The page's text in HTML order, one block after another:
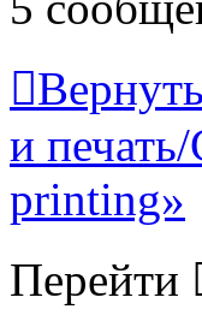
и
printing»
Перейти